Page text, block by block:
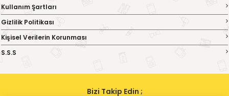
Kullanım Şartları
Gizlilik Politikası
Kişisel Verilerin Korunması
S.S.S
Bizi Takip Edin ;